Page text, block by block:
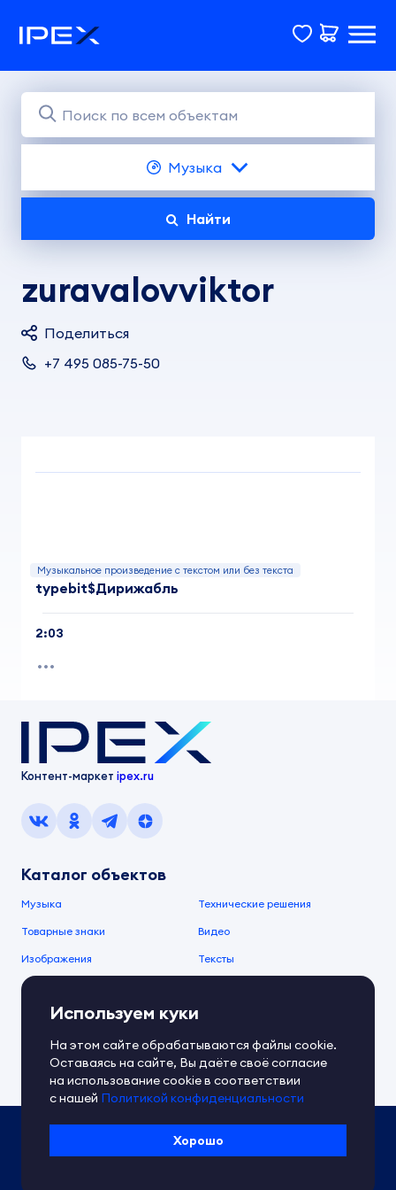
Музыка
Найти
zuravalovviktor
Поделиться
+7 495 085-75-50
Музыкальное произведение с текстом или без текста
typebit$Дирижабль
2:03
Контент-маркет ipex.ru
Каталог объектов
Музыка Технические решения
Товарные знаки Видео
Изображения Тексты
О компании
О сервисе
Документы IPEX Справочный центр
Контакты Обратная связь
Политика IPEX по обработке ПД
Условия использования платформы
Используем куки
На этом сайте обрабатываются файлы cookie.
Оставаясь на сайте, Вы даёте своё согласие
на использование cookie в соответствии
с нашей Политикой конфиденциальности
Хорошо